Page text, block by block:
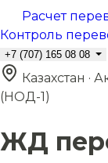
Расчет
Контроль
+7 (707) 165 08 08
Казахстан ·
(НОД-1)
ЖД